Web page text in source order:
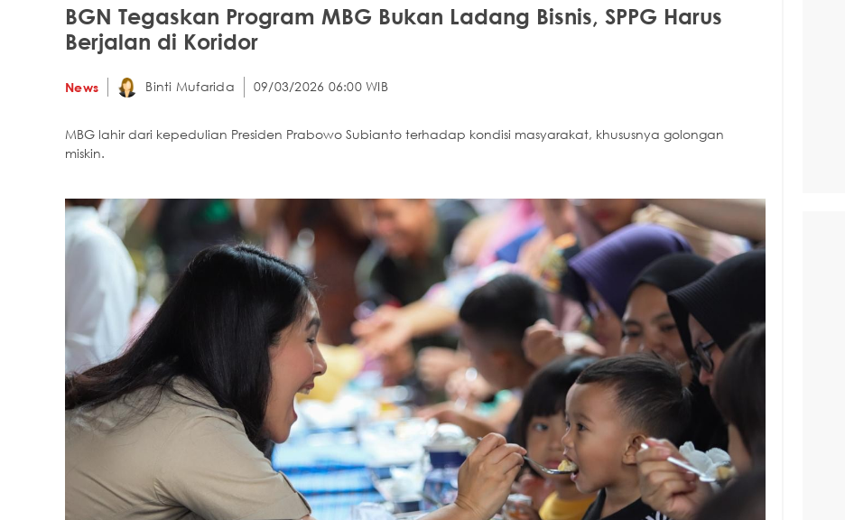
BGN Tegaskan Program MBG Bukan Ladang Bisnis, SPPG Harus
Berjalan di Koridor
News Binti Mufarida 09/03/2026 06:00 WIB
MBG lahir dari kepedulian Presiden Prabowo Subianto terhadap kondisi masyarakat, khususnya golongan
miskin.